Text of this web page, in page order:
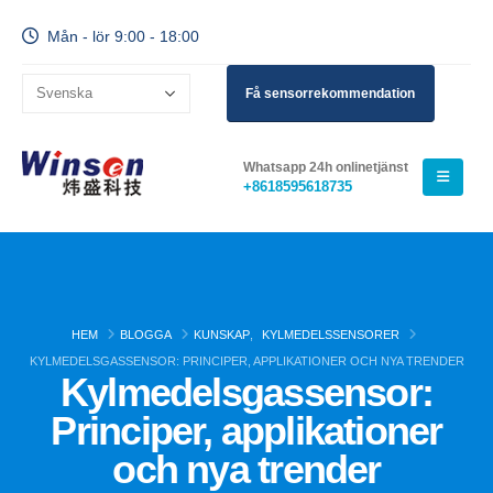
Mån - lör 9:00 - 18:00
Få sensorrekommendation
Whatsapp 24h onlinetjänst
+8618595618735
HEM BLOGGA KUNSKAP
KYLMEDELSSENSORER
KYLMEDELSGASSENSOR: PRINCIPER, APPLIKATIONER OCH NYA TRENDER
Kylmedelsgassensor:
Principer, applikationer
och nya trender